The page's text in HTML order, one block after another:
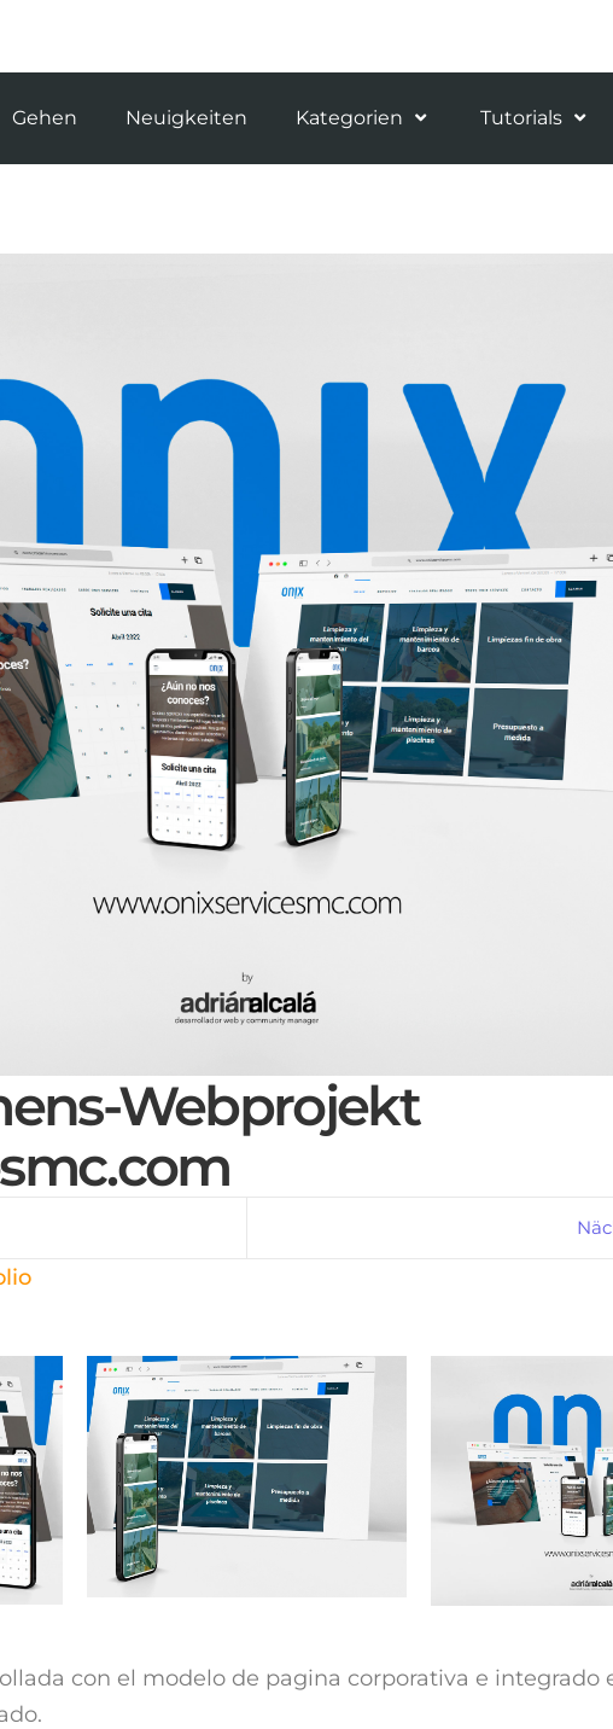
Gehen Neuigkeiten Kategorien Tutorials
Webprojekt
con el modelo de pagina corporativa e integrado